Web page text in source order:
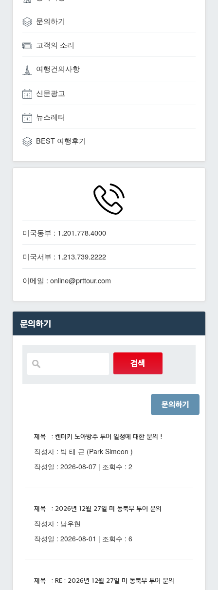
문의하기
고객의 소리
여행건의사항
신문광고
뉴스레터
BEST 여행후기
미국동부 : 1.201.778.4000
미국서부 : 1.213.739.2222
이메일 : online@prttour.com
문의하기
문의하기
제목 : 켄터키 노아방주 투어 일정에 대한 문의 !
작성자 : 박 태 근 (Park Simeon )
작성일 : 2026-08-07 | 조회수 : 2
제목 : 2026년 12월 27일 미 동북부 투어 문의
작성자 : 남우현
작성일 : 2026-08-01 | 조회수 : 6
제목 : RE : 2026년 12월 27일 미 동북부 투어 문의